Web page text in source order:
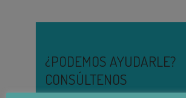
¿PODEMOS AYUDARLE?
CONSÚLTENOS